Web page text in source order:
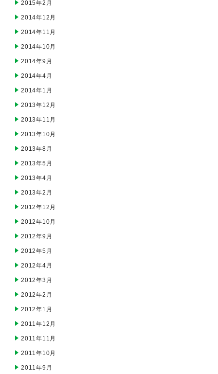
2015年2月
2014年12月
2014年11月
2014年10月
2014年9月
2014年4月
2014年1月
2013年12月
2013年11月
2013年10月
2013年8月
2013年5月
2013年4月
2013年2月
2012年12月
2012年10月
2012年9月
2012年5月
2012年4月
2012年3月
2012年2月
2012年1月
2011年12月
2011年11月
2011年10月
2011年9月